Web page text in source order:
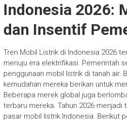
Indonesia 2026:
dan Insentif
Tren Mobil Listrik di Indonesia 2026
menuju era elektrifikasi. Pemerintah
penggunaan mobil listrik di tanah air.
kemudahan mereka berikan untuk
Beberapa merek global juga
terbaru mereka. Tahun 2026 menjadi
pasar mobil listrik Indonesia. Berikut